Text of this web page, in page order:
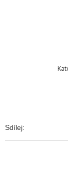
Sdílej: